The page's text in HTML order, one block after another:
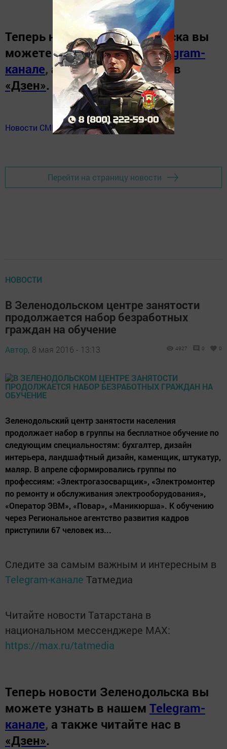
Теперь новости Зеленодольска вы
можете узнать в нашемTelegram-
канале, а также читайте нас в
«Дзен».
Новости СМИ2
Перейти на страницу новости
НОВОСТИ
В Зеленодольском центре занятости
продолжается набор безработных
граждан на обучение
Автор, 8 мая 2016 - 13:13 4927 0 0
Зеленодольский центр занятости населения
продолжает набор в группы на бесплатное обучение по
следующим специальностям: бухгалтер, дизайн
интерьера, ландшафтный дизайн, каменщик, штукатур,
маляр. В апреле сформировались группы по
профессиям: «Электрогазосварщик», «Электромонтер
по ремонту и обслуживания электрооборудования»,
«Оператор ЭВМ», «Повар», «Маникюрша». К обучению
через Региональное агентство развития кадров
приступили 67 человек из...
Следите за самым важным и интересным в
Telegram-канале Татмедиа
Читайте новости Татарстана в
национальном мессенджере MАХ:
https://max.ru/tatmedia
Теперь новости Зеленодольска вы
можете узнать в нашем Telegram-
канале, а также читайте нас в
«Дзен».